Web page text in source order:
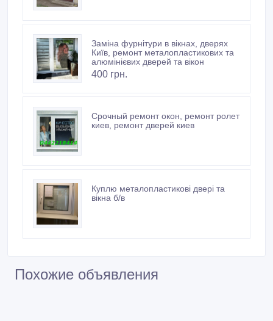
Заміна фурнітури в вікнах, дверях
Київ, ремонт металопластикових та
алюмінієвих дверей та вікон
400 грн.
Срочный ремонт окон, ремонт ролет
киев, ремонт дверей киев
Куплю металопластикові двері та
вікна б/в
Похожие объявления